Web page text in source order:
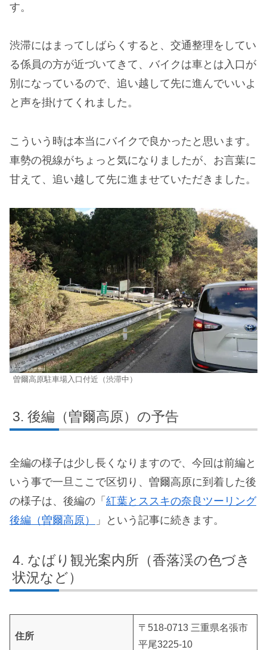
す。
渋滞にはまってしばらくすると、交通整理をしてい
る係員の方が近づいてきて、バイクは車とは入口が
別になっているので、追い越して先に進んでいいよ
と声を掛けてくれました。
こういう時は本当にバイクで良かったと思います。
車勢の視線がちょっと気になりましたが、お言葉に
甘えて、追い越して先に進ませていただきました。
曽爾高原駐車場入口付近（渋滞中）
後編（曽爾高原）の予告
全編の様子は少し長くなりますので、今回は前編と
いう事で一旦ここで区切り、曽爾高原に到着した後
の様子は、後編の「 紅葉とススキの奈良ツーリング
後編（曽爾高原）
」という記事に続きます。
なばり観光案内所（香落渓の色づき
状況など）
住所
〒518-0713 三重県名張市
平尾3225-10